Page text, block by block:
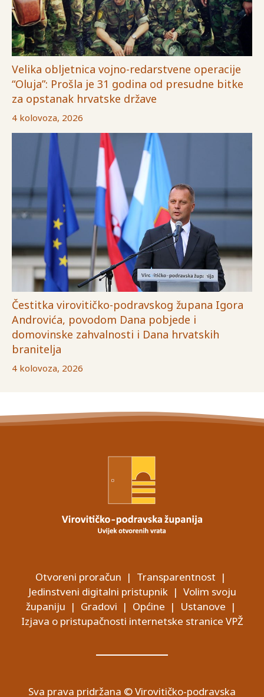
Velika obljetnica vojno-redarstvene operacije
“Oluja”: Prošla je 31 godina od presudne bitke
za opstanak hrvatske države
4 kolovoza, 2026
Čestitka virovitičko-podravskog župana Igora
Androvića, povodom Dana pobjede i
domovinske zahvalnosti i Dana hrvatskih
branitelja
4 kolovoza, 2026
Otvoreni proračun | Transparentnost |
Jedinstveni digitalni pristupnik| Volim svoju
županiju | Gradovi | Općine | Ustanove |
Izjava o pristupačnosti internetske stranice VPŽ
Sva prava pridržana © Virovitičko-podravska